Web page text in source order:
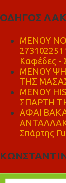
ΟΔΗΓΟΣ
MENOY
Καφέδες -
ΜΕΝΟΥ
ΤΗΣ
ΜΕΝΟΥ
ΣΠΑΡΤΗ
ΑΦΑΙ
Σπάρτης